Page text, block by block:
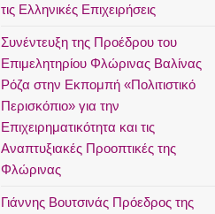
τις Ελληνικές Επιχειρήσεις
Συνέντευξη της Προέδρου του
Επιμελητηρίου Φλώρινας Βαλίνας
Ρόζα στην Εκπομπή «Πολιτιστικό
Περισκόπιο» για την
Επιχειρηματικότητα και τις
Αναπτυξιακές Προοπτικές της
Φλώρινας
Γιάννης Βουτσινάς Πρόεδρος της